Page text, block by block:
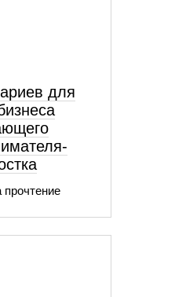
для
прочтение